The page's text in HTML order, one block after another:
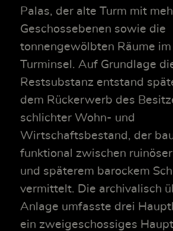
Palas, der alte Turm mit
Geschossebenen sowie die
tonnengewölbten Räume
Turminsel. Auf Grundlage
Restsubstanz entstand
dem Rückerwerb des
schlichter Wohn- und
Wirtschaftsbestand, der
funktional zwischen
und späterem barockem
vermittelt. Die archivalisch
Anlage umfasste drei
ein zweigeschossiges